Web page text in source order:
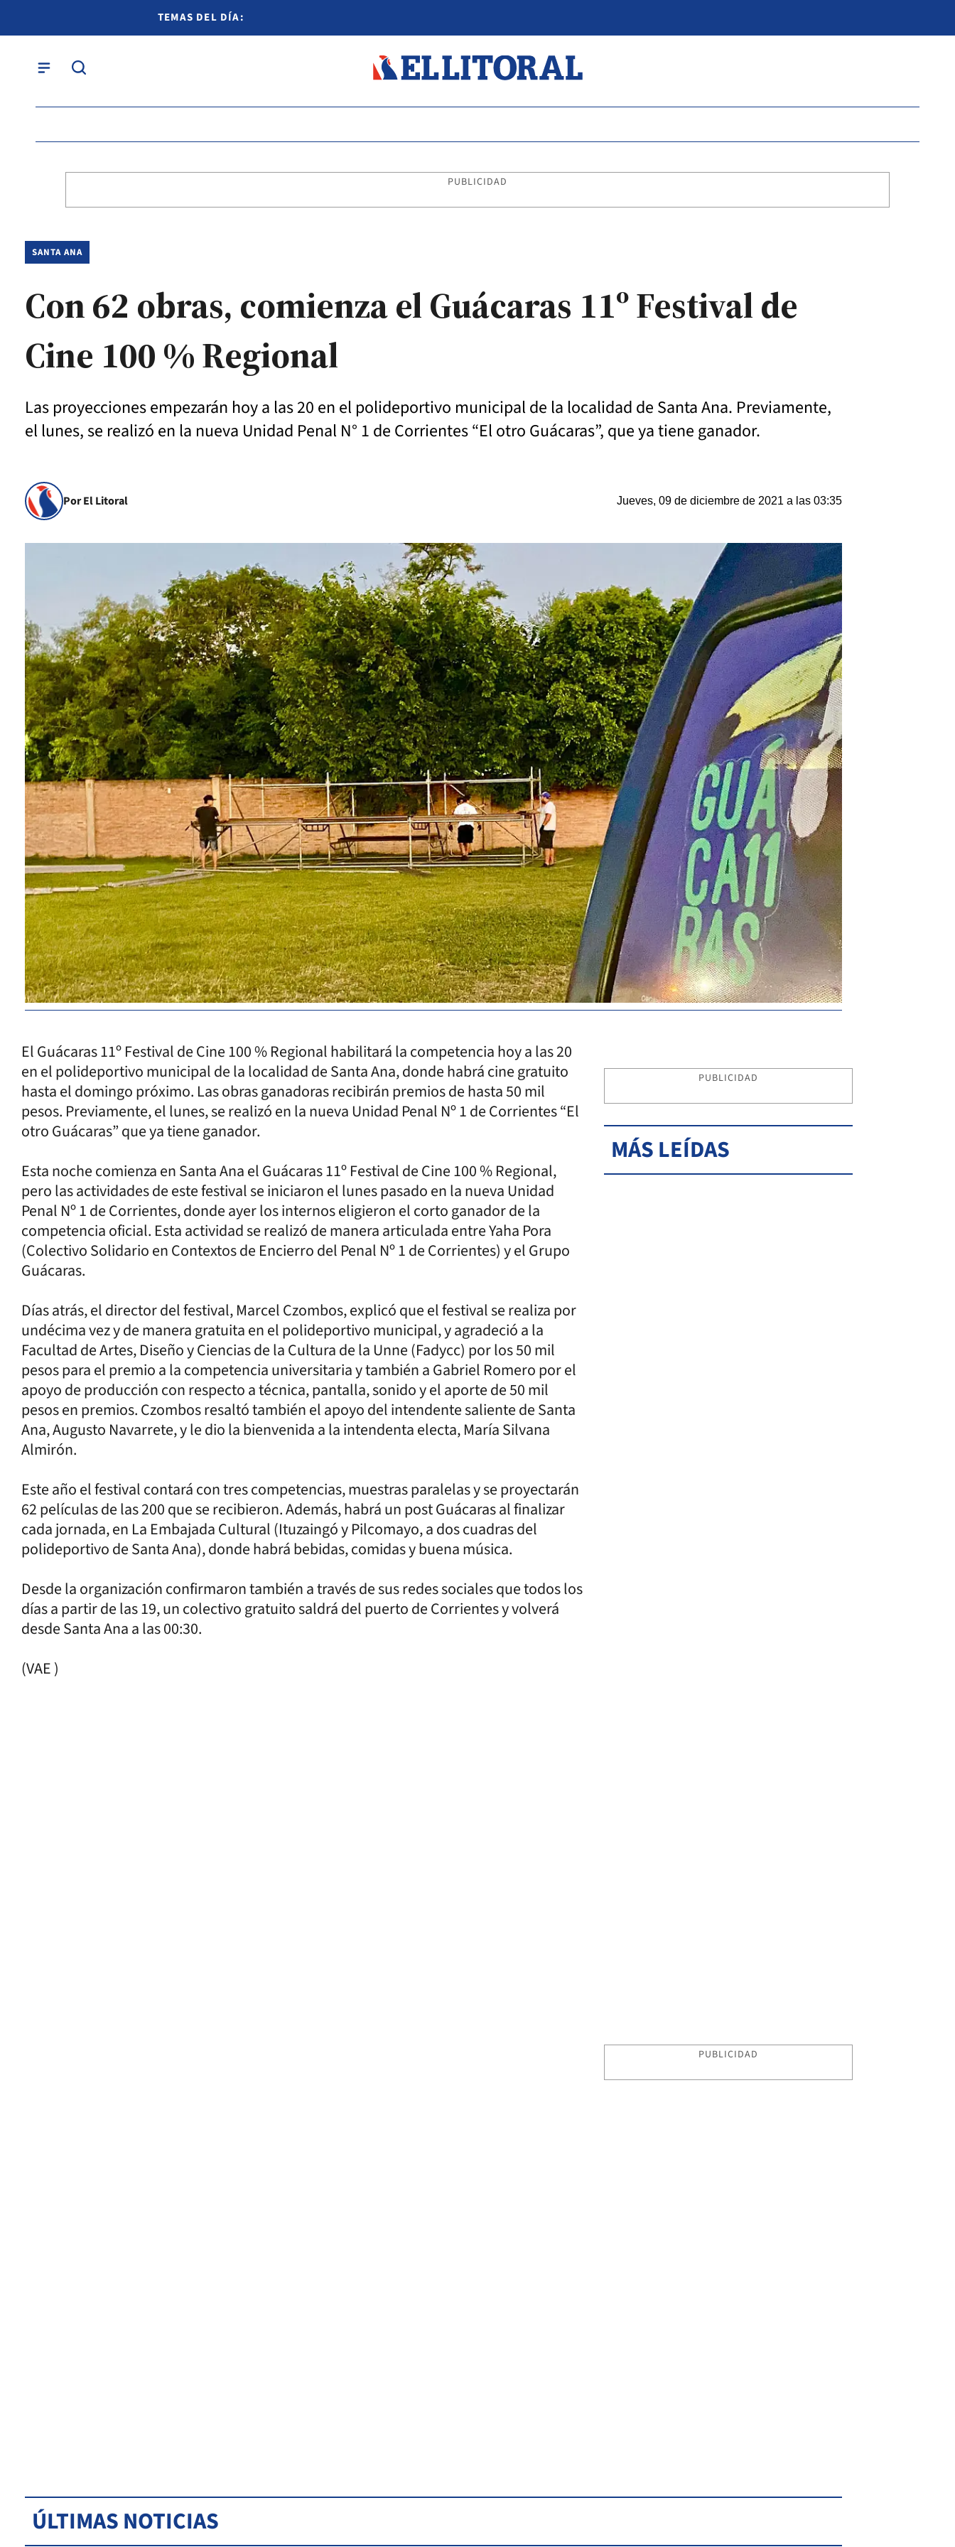
TEMAS DEL DÍA:
PUBLICIDAD
SANTA ANA
Con 62 obras, comienza el Guácaras 11º Festival de
Cine 100 % Regional
Las proyecciones empezarán hoy a las 20 en el polideportivo municipal de la localidad de Santa Ana. Previamente,
el lunes, se realizó en la nueva Unidad Penal N° 1 de Corrientes “El otro Guácaras”, que ya tiene ganador.
Por El Litoral Jueves, 09 de diciembre de 2021 a las 03:35
El Guácaras 11º Festival de Cine 100 % Regional habilitará la competencia hoy a las 20
en el polideportivo municipal de la localidad de Santa Ana, donde habrá cine gratuito
hasta el domingo próximo. Las obras ganadoras recibirán premios de hasta 50 mil
pesos. Previamente, el lunes, se realizó en la nueva Unidad Penal Nº 1 de Corrientes “El
otro Guácaras” que ya tiene ganador.
Esta noche comienza en Santa Ana el Guácaras 11º Festival de Cine 100 % Regional,
pero las actividades de este festival se iniciaron el lunes pasado en la nueva Unidad
Penal Nº 1 de Corrientes, donde ayer los internos eligieron el corto ganador de la
competencia oficial. Esta actividad se realizó de manera articulada entre Yaha Pora
(Colectivo Solidario en Contextos de Encierro del Penal Nº 1 de Corrientes) y el Grupo
Guácaras.
Días atrás, el director del festival, Marcel Czombos, explicó que el festival se realiza por
undécima vez y de manera gratuita en el polideportivo municipal, y agradeció a la
Facultad de Artes, Diseño y Ciencias de la Cultura de la Unne (Fadycc) por los 50 mil
pesos para el premio a la competencia universitaria y también a Gabriel Romero por el
apoyo de producción con respecto a técnica, pantalla, sonido y el aporte de 50 mil
pesos en premios. Czombos resaltó también el apoyo del intendente saliente de Santa
Ana, Augusto Navarrete, y le dio la bienvenida a la intendenta electa, María Silvana
Almirón.
Este año el festival contará con tres competencias, muestras paralelas y se proyectarán
62 películas de las 200 que se recibieron. Además, habrá un post Guácaras al finalizar
cada jornada, en La Embajada Cultural (Ituzaingó y Pilcomayo, a dos cuadras del
polideportivo de Santa Ana), donde habrá bebidas, comidas y buena música.
Desde la organización confirmaron también a través de sus redes sociales que todos los
días a partir de las 19, un colectivo gratuito saldrá del puerto de Corrientes y volverá
desde Santa Ana a las 00:30.
(VAE )
PUBLICIDAD
MÁS LEÍDAS
PUBLICIDAD
ÚLTIMAS NOTICIAS